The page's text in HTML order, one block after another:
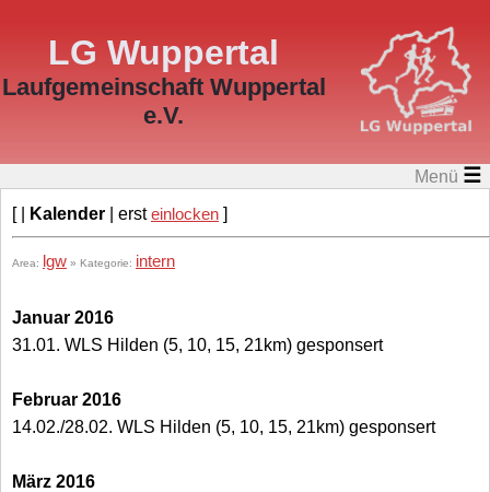
LG Wuppertal
Laufgemeinschaft Wuppertal
e.V.
Menü ☰
[ | Kalender | ersteinlocken ]
Area: lgw » Kategorie: intern
Januar 2016
31.01. WLS Hilden (5, 10, 15, 21km) gesponsert
Februar 2016
14.02./28.02. WLS Hilden (5, 10, 15, 21km) gesponsert
März 2016